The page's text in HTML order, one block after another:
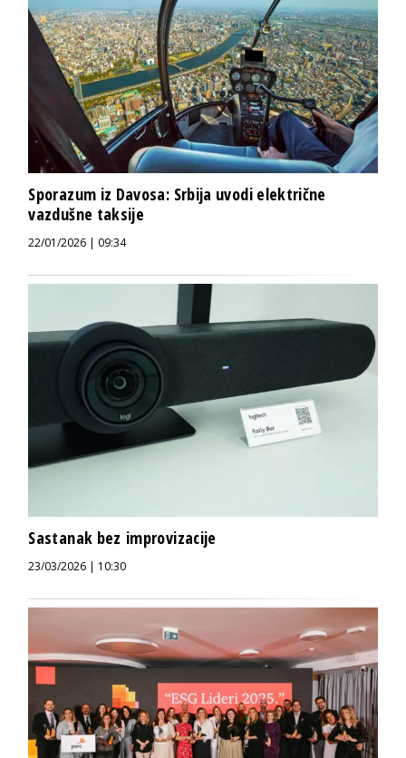
Sporazum iz Davosa: Srbija uvodi električne
vazdušne taksije
22/01/2026 | 09:34
Sastanak bez improvizacije
23/03/2026 | 10:30